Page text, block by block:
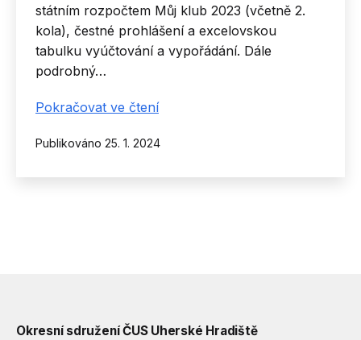
státním rozpočtem Můj klub 2023 (včetně 2.
kola), čestné prohlášení a excelovskou
tabulku vyúčtování a vypořádání. Dále
podrobný…
Pokračovat ve čteníNávod
postup
Publikováno 25. 1. 2024
Okresní sdružení ČUS Uherské Hradiště